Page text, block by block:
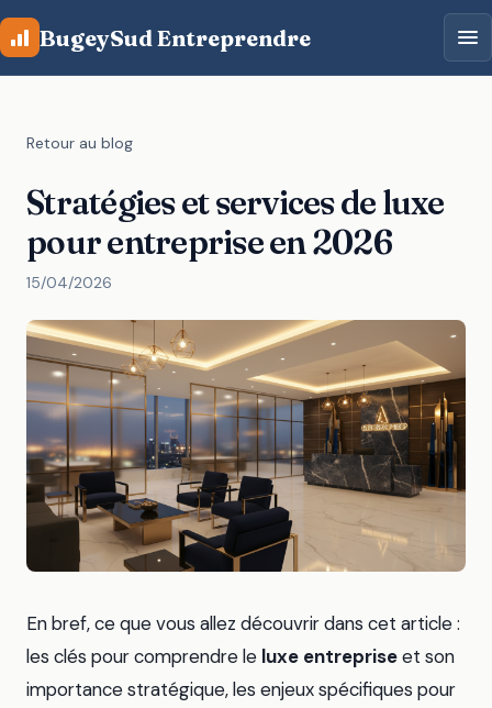
Aller au contenu principal
BugeySud Entreprendre
Retour au blog
Stratégies et services de luxe
pour entreprise en 2026
15/04/2026
En bref, ce que vous allez découvrir dans cet article :
les clés pour comprendre le luxe entrepriseet son
importance stratégique, les enjeux spécifiques pour